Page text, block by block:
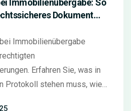
Immobilienübergabe: So
Dokument
Immobilienübergabe
Erfahren Sie, was in
Protokoll stehen muss, wie